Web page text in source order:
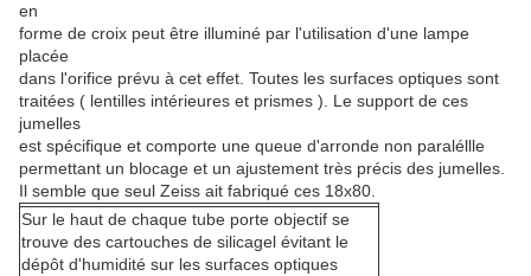
en
forme de croix peut être illuminé par l'utilisation d'une lampe
placée
dans l'orifice prévu à cet effet. Toutes les surfaces optiques sont
traitées ( lentilles intérieures et prismes ). Le support de ces
jumelles
est spécifique et comporte une queue d'arronde non paraléllle
permettant un blocage et un ajustement très précis des jumelles.
Il semble que seul Zeiss ait fabriqué ces 18x80.
Sur le haut de chaque tube porte objectif se
trouve des cartouches de silicagel évitant le
dépôt d'humidité sur les surfaces optiques